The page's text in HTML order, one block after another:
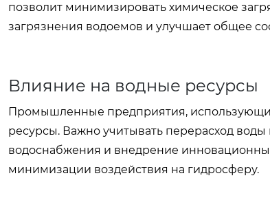
позволит минимизировать химическое
загрязнения водоемов и улучшает общее
Влияние на водные ресурсы
Промышленные предприятия,
ресурсы. Важно учитывать перерасход
водоснабжения и внедрение
минимизации воздействия на гидросферу.